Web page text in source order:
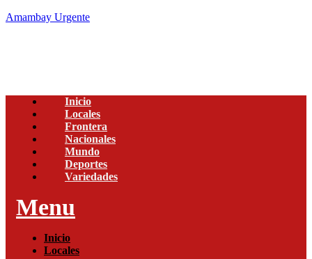
Amambay Urgente
Inicio
Locales
Frontera
Nacionales
Mundo
Deportes
Variedades
Menu
Inicio
Locales